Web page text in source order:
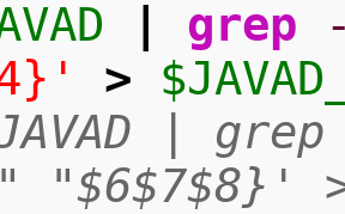
grep
>
|
"$6$7$8}' >